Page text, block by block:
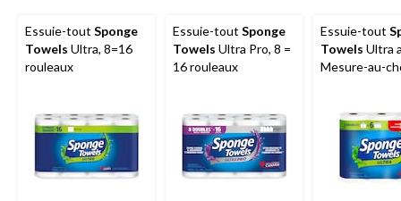
Essuie-tout Sponge
Towels Ultra, 8=16
rouleaux
Essuie-tout Sponge
Towels Ultra Pro, 8 =
16 rouleaux
Essuie-tout
Towels Ultra
Mesure-au-